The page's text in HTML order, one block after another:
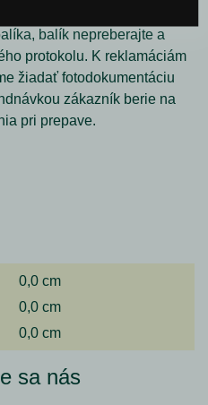
balík nepreberajte a
protokolu. K reklamáciám
žiadať fotodokumentáciu
zákazník berie na
pri prepave.
0,0 cm
0,0 cm
0,0 cm
sa nás